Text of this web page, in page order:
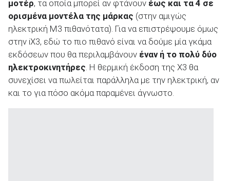
μοτέρ, τα οποία μπορεί αν φτάνουν έως και τα 4 σε
ορισμένα μοντέλα της μάρκας (στην αμιγώς
ηλεκτρική M3 πιθανότατα). Για να επιστρέψουμε όμως
στην iX3, εδώ το πιο πιθανό είναι να δούμε μία γκάμα
εκδόσεων που θα περιλαμβάνουν έναν ή το πολύ δύο
ηλεκτροκινητήρες. Η θερμική έκδοση της X3 θα
συνεχίσει να πωλείται παράλληλα με την ηλεκτρική, αν
και το για πόσο ακόμα παραμένει άγνωστο.